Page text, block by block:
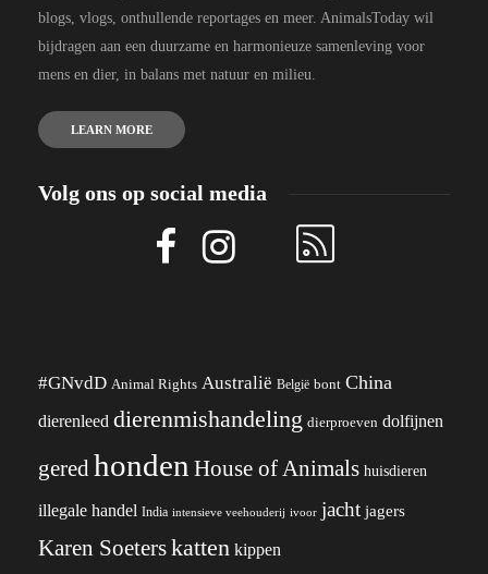
blogs, vlogs, onthullende reportages en meer. AnimalsToday wil
bijdragen aan een duurzame en harmonieuze samenleving voor
mens en dier, in balans met natuur en milieu.
LEARN MORE
Volg ons op social media
#GNvdD Animal Rights Australië België bont China
dierenleed dierenmishandeling dierproeven dolfijnen
geredhonden House of Animals huisdieren
illegale handel India intensieve veehouderij ivoor jacht jagers
Karen Soeterskatten kippen